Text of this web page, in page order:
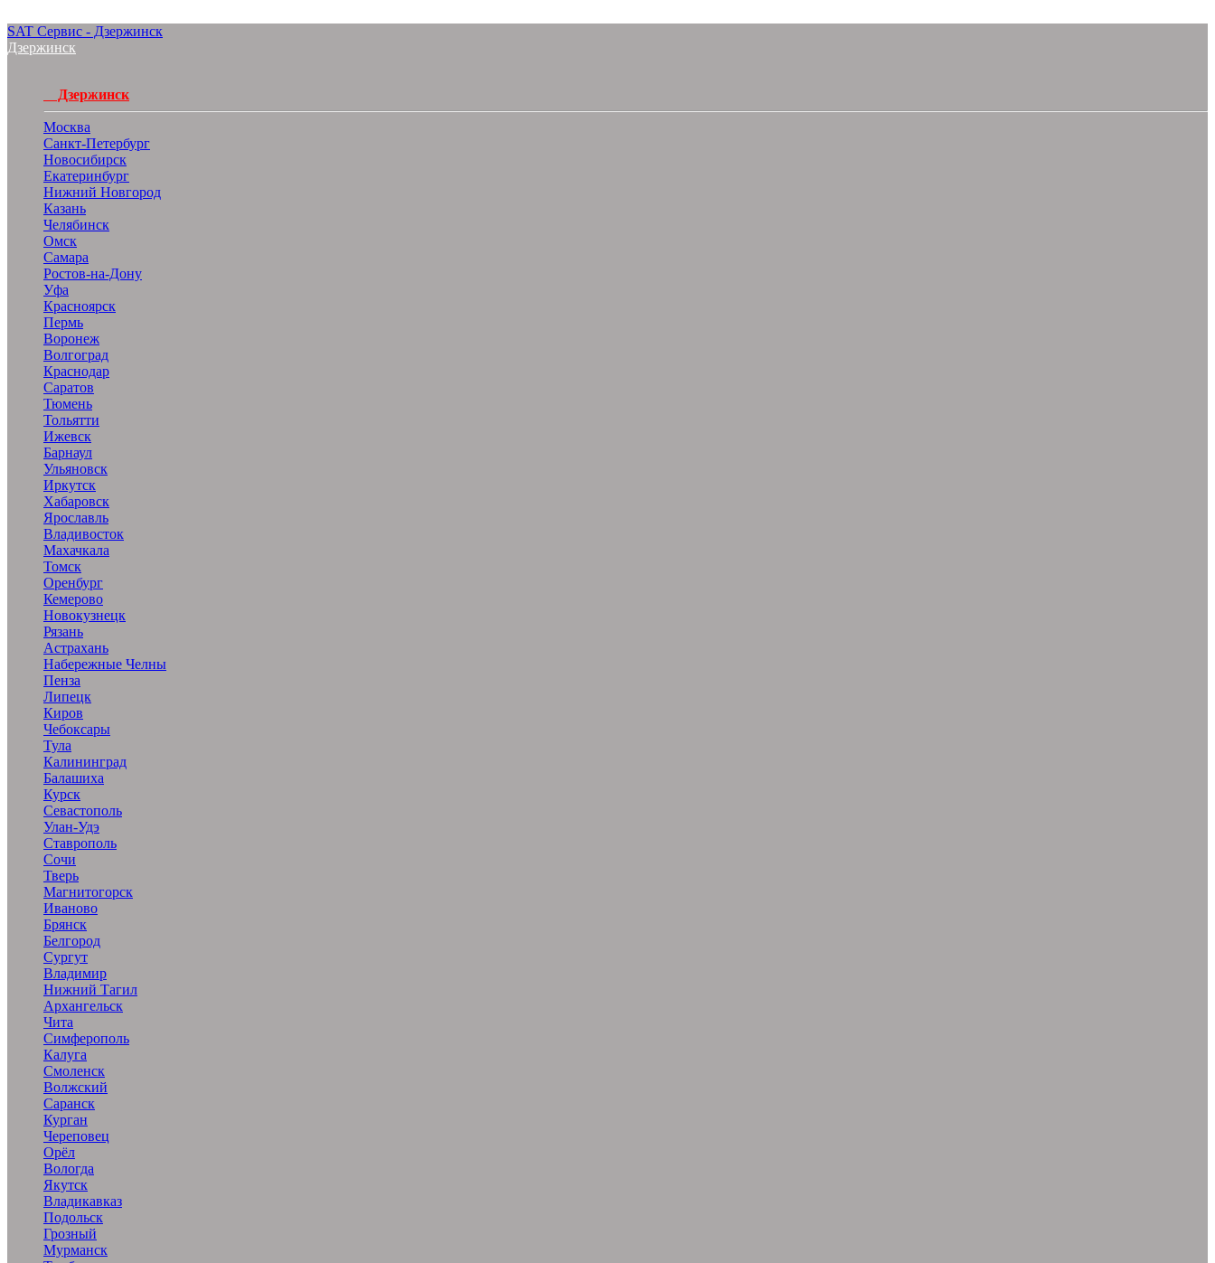
SAT Сервис - Дзержинск
Дзержинск
Дзержинск
Москва
Санкт-Петербург
Новосибирск
Екатеринбург
Нижний Новгород
Казань
Челябинск
Омск
Самара
Ростов-на-Дону
Уфа
Красноярск
Пермь
Воронеж
Волгоград
Краснодар
Саратов
Тюмень
Тольятти
Ижевск
Барнаул
Ульяновск
Иркутск
Хабаровск
Ярославль
Владивосток
Махачкала
Томск
Оренбург
Кемерово
Новокузнецк
Рязань
Астрахань
Набережные Челны
Пенза
Липецк
Киров
Чебоксары
Тула
Калининград
Балашиха
Курск
Севастополь
Улан-Удэ
Ставрополь
Сочи
Тверь
Магнитогорск
Иваново
Брянск
Белгород
Сургут
Владимир
Нижний Тагил
Архангельск
Чита
Симферополь
Калуга
Смоленск
Волжский
Саранск
Курган
Череповец
Орёл
Вологда
Якутск
Владикавказ
Подольск
Грозный
Мурманск